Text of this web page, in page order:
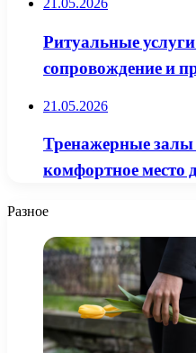
21.05.2026
Ритуальные
сопровождение и
21.05.2026
Тренажерные
комфортное место
Разное